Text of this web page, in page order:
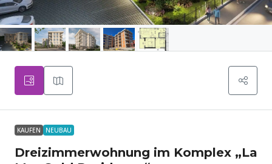
KAUFEN NEUBAU
Dreizimmerwohnung im Komplex „La